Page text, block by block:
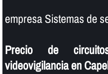
empresa Sistemas de
Precio de
videovigilancia en